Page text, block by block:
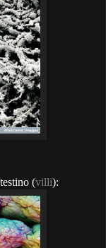
(villi):